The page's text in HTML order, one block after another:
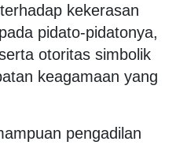
kekerasan
pidato-pidatonya,
otoritas simbolik
keagamaan yang
pengadilan